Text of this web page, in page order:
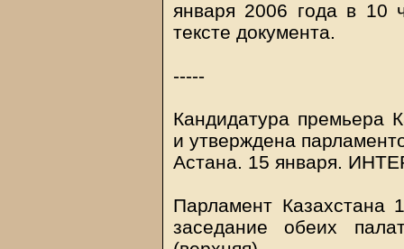
января 2006 года в 10
тексте документа.
-----
Кандидатура премьера
и утверждена
Астана. 15 января.
Парламент Казахстана
заседание обеих